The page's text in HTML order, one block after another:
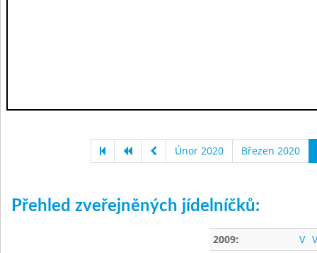
Únor 2020 Březen 2020
Přehled zveřejněných jídelníčků:
2009: V